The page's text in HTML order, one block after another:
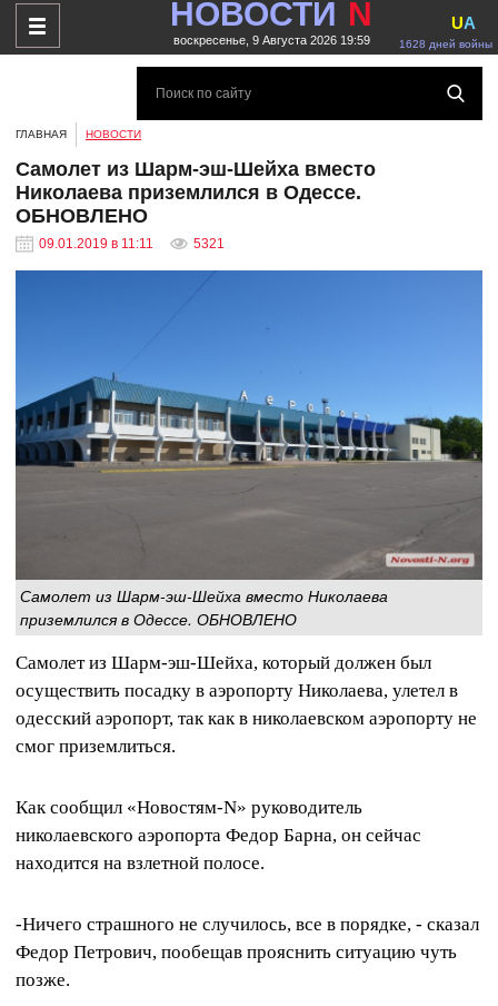
НОВОСТИ N
воскресенье, 9 Августа 2026 19:59 1628 дней войны
UA
ГЛАВНАЯ НОВОСТИ
Самолет из Шарм-эш-Шейха вместо
Николаева приземлился в Одессе.
ОБНОВЛЕНО
09.01.2019 в 11:11 5321
Самолет из Шарм-эш-Шейха вместо Николаева
приземлился в Одессе. ОБНОВЛЕНО
Самолет из Шарм-эш-Шейха, который должен был
осуществить посадку в аэропорту Николаева, улетел в
одесский аэропорт, так как в николаевском аэропорту не
смог приземлиться.
Как сообщил «Новостям-N» руководитель
николаевского аэропорта Федор Барна, он сейчас
находится на взлетной полосе.
-Ничего страшного не случилось, все в порядке, - сказал
Федор Петрович, пообещав прояснить ситуацию чуть
позже.